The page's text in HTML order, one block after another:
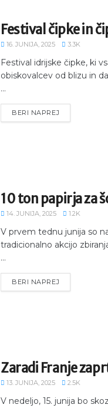
Festival čipke in
16. JUNIJA, 2025 3.3K
Festival idrijske čipke, ki
obiskovalcev od blizu in
...
BERI NAPREJ
10 ton papirja za
14. JUNIJA, 2025 1.2K
V prvem tednu junija so
tradicionalno akcijo
...
BERI NAPREJ
Zaradi Franje
13. JUNIJA, 2025 2.5K
V nedeljo, 15. junija bo